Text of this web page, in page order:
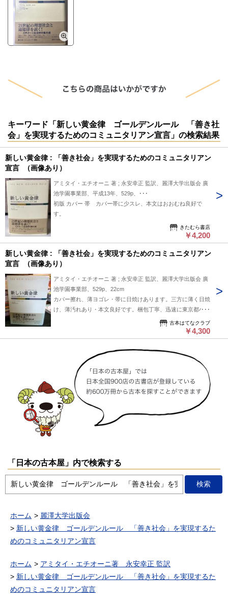
キーワード「新しい黄金律 ゴールデンルール 「善き社
会」を実現するためのコミュニタリアン宣言」の検索結果
新しい黄金律 : 「善き社会」を実現するためのコミュニタリアン
宣言 （画像あり）
アミタイ・エチオーニ 著 ; 永安幸正 監訳、麗澤大学出版会 廣
池学園事業部、平成13年、529p、･･･
初版 カバー 帯 カバー帯に少スレ、本文はおおむね良好で
す。
きたむら書店
￥4,200
新しい黄金律 : 「善き社会」を実現するためのコミュニタリアン
宣言 （画像あり）
アミタイ・エチオーニ 著 ; 永安幸正 監訳、麗澤大学出版会 廣
池学園事業部、529p、22cm
カバー擦れ、薄ヨゴレ・帯に日焼けあります。三方に薄く日焼
け、薄汚れあり・本文良好です。梱包丁寧、迅速に東京都小金
古本はてなクラブ
￥4,300
「日本の古本屋」内で検索する
ホーム
麗澤大学出版会
新しい黄金律 ゴールデンルール 「善き社会」を実現するた
めのコミュニタリアン宣言
ホーム
アミタイ・エチオーニ著 永安幸正 監訳
新しい黄金律 ゴールデンルール 「善き社会」を実現するた
めのコミュニタリアン宣言